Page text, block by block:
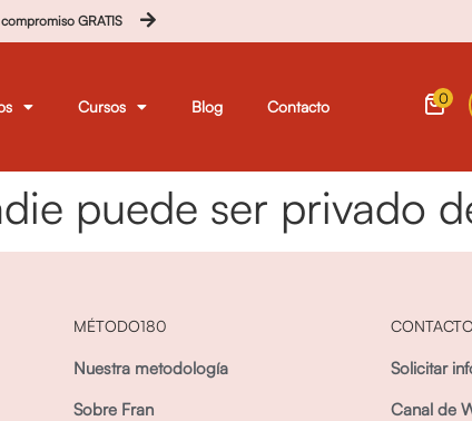
GRATIS
Cursos Blog Contacto 0
puede ser privado
MÉTODO180
Nuestra metodología
Sobre Fran
CONTACTO
Solicitar
Canal de